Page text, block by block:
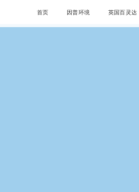
首页 因普环境 英国百灵达